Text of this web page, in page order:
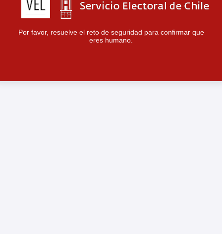
Por favor, resuelve el reto de seguridad para confirmar que
eres humano.